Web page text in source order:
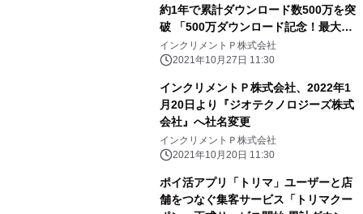
約1年で累計ダウンロード数500万を突
破 「500万ダウンロード記念！最大
500万マイルが当たるWチャンスキャ
ンペーン」開催
インクリメントＰ株式会社
2021年10月27日 11:30
インクリメントＰ株式会社、2022年1
月20日より『ジオテクノロジーズ株式
会社』へ社名変更
インクリメントＰ株式会社
2021年10月20日 11:30
ポイ活アプリ「トリマ」ユーザーと店
舗をつなぐ集客サービス「トリマクー